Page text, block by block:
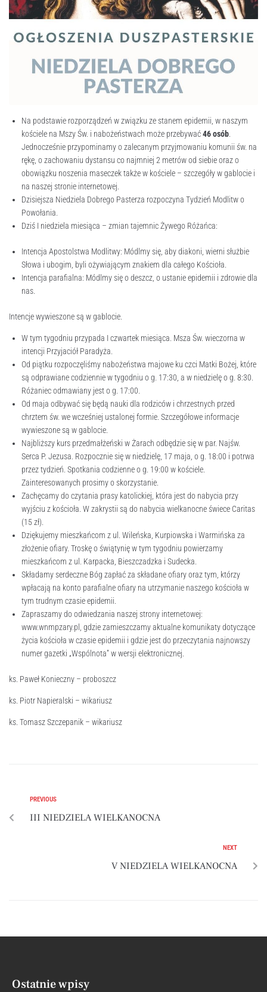
Na podstawie rozporządzeń w związku ze stanem epidemii, w naszym
kościele na Mszy Św. i nabożeństwach może przebywać46 osób
Jednocześnie przypominamy o zalecanym przyjmowaniu komunii św. na
rękę, o zachowaniu dystansu co najmniej 2 metrów od siebie oraz o
obowiązku noszenia maseczek także w kościele – szczegóły w gablocie i
na naszej stronie internetowej.
Dzisiejsza Niedziela Dobrego Pasterza rozpoczyna Tydzień Modlitw o
Powołania.
Dziś I niedziela miesiąca – zmian tajemnic Żywego Różańca:
Intencja Apostolstwa Modlitwy: Módlmy się, aby diakoni, wierni służbie
Słowa i ubogim, byli ożywiającym znakiem dla całego Kościoła.
Intencja parafialna: Módlmy się o deszcz, o ustanie epidemii i zdrowie dla
nas.
Intencje wywieszone są w gablocie.
W tym tygodniu przypada I czwartek miesiąca. Msza Św. wieczorna w
intencji Przyjaciół Paradyża.
Od piątku rozpoczęliśmy nabożeństwa majowe ku czci Matki Bożej, które
są odprawiane codziennie w tygodniu o g. 17:30, a w niedzielę o g. 8:30.
Różaniec odmawiany jest o g. 17:00.
Od maja odbywać się będą nauki dla rodziców i chrzestnych przed
chrztem św. we wcześniej ustalonej formie. Szczegółowe informacje
wywieszone są w gablocie.
Najbliższy kurs przedmałżeński w Żarach odbędzie się w par. Najśw.
Serca P. Jezusa. Rozpocznie się w niedzielę, 17 maja, o g. 18:00 i potrwa
przez tydzień. Spotkania codzienne o g. 19:00 w kościele.
Zainteresowanych prosimy o skorzystanie.
Zachęcamy do czytania prasy katolickiej, która jest do nabycia przy
wyjściu z kościoła. W zakrystii są do nabycia wielkanocne świece Caritas
(15 zł).
Dziękujemy mieszkańcom z ul. Wileńska, Kurpiowska i Warmińska za
złożenie ofiary. Troskę o świątynię w tym tygodniu powierzamy
mieszkańcom z ul. Karpacka, Bieszczadzka i Sudecka.
Składamy serdeczne Bóg zapłać za składane ofiary oraz tym, którzy
wpłacają na konto parafialne ofiary na utrzymanie naszego kościoła w
tym trudnym czasie epidemii.
Zapraszamy do odwiedzania naszej strony internetowej:
www.wnmpzary.pl, gdzie zamieszczamy aktualne komunikaty dotyczące
życia kościoła w czasie epidemii i gdzie jest do przeczytania najnowszy
numer gazetki „Wspólnota” w wersji elektronicznej.
ks. Paweł Konieczny – proboszcz
ks. Piotr Napieralski – wikariusz
ks. Tomasz Szczepanik – wikariusz
PREVIOUS
III NIEDZIELA WIELKANOCNA
NEXT
V NIEDZIELA WIELKANOCNA
Ostatnie wpisy